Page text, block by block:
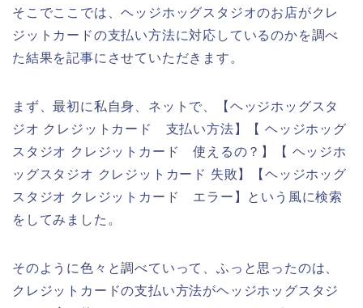
そこでここでは、ヘッジホッグスタジオのお店がクレ
ジットカードの支払い方法に対応しているのかを調べ
た結果を記事にさせていただきます。
まず、最初に私自身、ネットで、【ヘッジホッグスタ
ジオ クレジットカード 支払い方法】【 ヘッジホッグ
スタジオ クレジットカード 使えるの？】【 ヘッジホ
ッグスタジオ クレジットカード 失敗】【ヘッジホッグ
スタジオ クレジットカード エラー】という風に検索
をしてみました。
そのように色々と調べていって、ふっと思ったのは、
クレジットカードの支払い方法がヘッジホッグスタジ